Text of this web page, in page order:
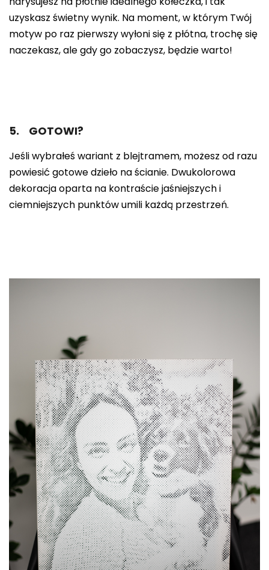
uzyskasz świetny wynik. Na moment, w którym Twój
motyw po raz pierwszy wyłoni się z płótna, trochę się
naczekasz, ale gdy go zobaczysz, będzie warto!
5. GOTOWI?
Jeśli wybrałeś wariant z blejtramem, możesz od razu
powiesić gotowe dzieło na ścianie. Dwukolorowa
dekoracja oparta na kontraście jaśniejszych i
ciemniejszych punktów umili każdą przestrzeń.